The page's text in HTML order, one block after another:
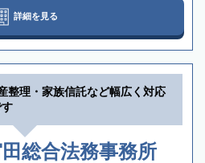
詳細を見る
整理・家族信託など幅広く対応
総合法務事務所